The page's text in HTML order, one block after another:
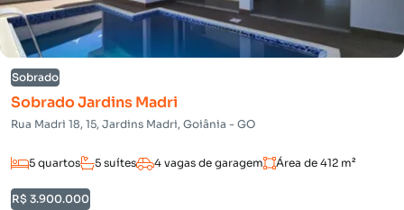
Sobrado
Sobrado Jardins Madri
Rua Madri 18, 15, Jardins Madri, Goiânia - GO
5 quartos 5 suítes 4 vagas de garagem Área de 412 m²
R$ 3.900.000